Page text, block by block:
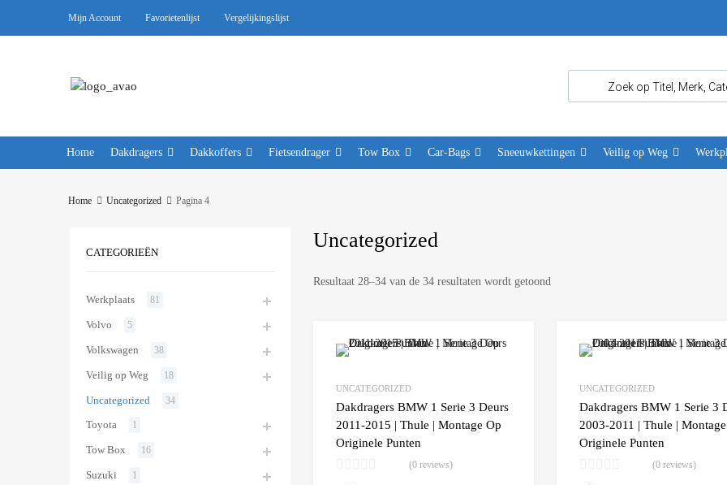
Mijn Account Favorietenlijst Vergelijkingslijst
Home Dakdragers Dakkoffers Fietsendrager Tow Box Car-Bags Sneeuwkettingen Veilig op Weg
Home Uncategorized Pagina 4
Uncategorized
Resultaat 28–34 van de 34 resultaten wordt getoond
Add to Wishlist
UNCATEGORIZED
Dakdragers BMW 1 Serie 3 Deurs
2011-2015 | Thule | Montage Op
Originele Punten
(0 reviews)
UNCATEGORIZED
Dakdragers BMW 1 Serie 3
2003-2011 | Thule |
Originele Punten
(0 reviews)
CATEGORIEËN
Werkplaats 81
Volvo 5
Volkswagen 38
Veilig op Weg 18
Uncategorized 34
Toyota 1
Tow Box 16
Suzuki 1